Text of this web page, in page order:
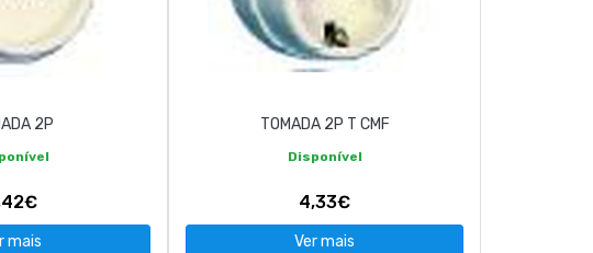
2P
mais
TOMADA 2P T CMF
Disponível
4,33€
Ver mais